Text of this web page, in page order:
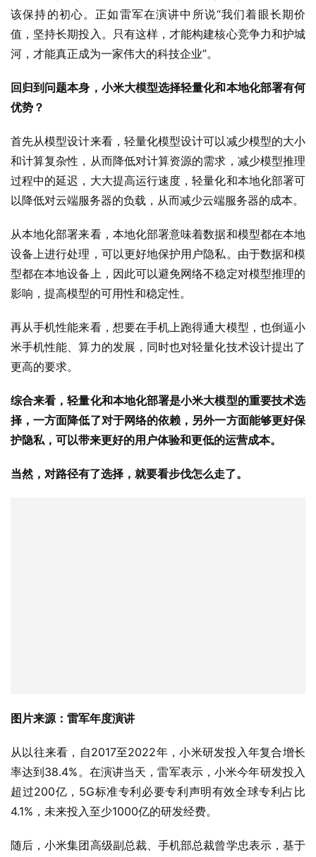
该保持的初心。正如雷军在演讲中所说“我们着眼长期价
值，坚持长期投入。只有这样，才能构建核心竞争力和护城
河，才能真正成为一家伟大的科技企业”。
回归到问题本身，小米大模型选择轻量化和本地化部署有何
优势？
首先从模型设计来看，轻量化模型设计可以减少模型的大小
和计算复杂性，从而降低对计算资源的需求，减少模型推理
过程中的延迟，大大提高运行速度，轻量化和本地化部署可
以降低对云端服务器的负载，从而减少云端服务器的成本。
从本地化部署来看，本地化部署意味着数据和模型都在本地
设备上进行处理，可以更好地保护用户隐私。由于数据和模
型都在本地设备上，因此可以避免网络不稳定对模型推理的
影响，提高模型的可用性和稳定性。
再从手机性能来看，想要在手机上跑得通大模型，也倒逼小
米手机性能、算力的发展，同时也对轻量化技术设计提出了
更高的要求。
综合来看，轻量化和本地化部署是小米大模型的重要技术选
择，一方面降低了对于网络的依赖，另外一方面能够更好保
护隐私，可以带来更好的用户体验和更低的运营成本。
当然，对路径有了选择，就要看步伐怎么走了。
图片来源：雷军年度演讲
从以往来看，自2017至2022年，小米研发投入年复合增长
率达到38.4%。在演讲当天，雷军表示，小米今年研发投入
超过200亿，5G标准专利必要专利声明有效全球专利占比
4.1%，未来投入至少1000亿的研发经费。
随后，小米集团高级副总裁、手机部总裁曾学忠表示，基于